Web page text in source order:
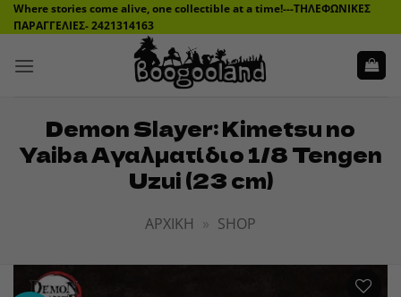
Μετάβαση
στο
Where stories come alive, one collectible at a time!---ΤΗΛΕΦΩΝΙΚΕΣ
ΠΑΡΑΓΓΕΛΙΕΣ- 2421314163
Demon Slayer: Kimetsu no
Yaiba Αγαλματίδιο 1/8 Tengen
Uzui (23 cm)
ΑΡΧΙΚΉ » SHOP